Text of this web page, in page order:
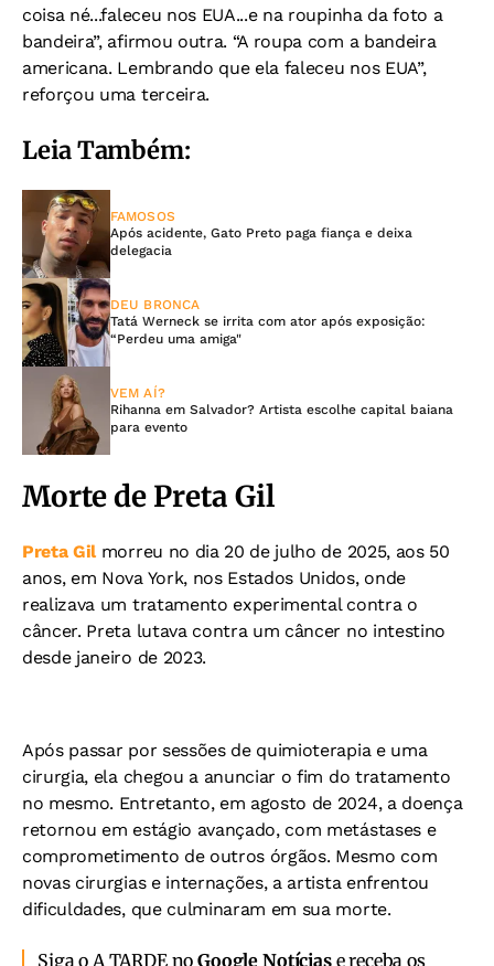
coisa né...faleceu nos EUA...e na roupinha da foto a
bandeira”, afirmou outra. “A roupa com a bandeira
americana. Lembrando que ela faleceu nos EUA”,
reforçou uma terceira.
Leia Também:
FAMOSOS
Após acidente, Gato Preto paga fiança e deixa
delegacia
DEU BRONCA
Tatá Werneck se irrita com ator após exposição:
“Perdeu uma amiga"
VEM AÍ?
Rihanna em Salvador? Artista escolhe capital baiana
para evento
Morte de Preta Gil
Preta Gilmorreu no dia 20 de julho de 2025, aos 50
anos, em Nova York, nos Estados Unidos, onde
realizava um tratamento experimental contra o
câncer. Preta lutava contra um câncer no intestino
desde janeiro de 2023.
Após passar por sessões de quimioterapia e uma
cirurgia, ela chegou a anunciar o fim do tratamento
no mesmo. Entretanto, em agosto de 2024, a doença
retornou em estágio avançado, com metástases e
comprometimento de outros órgãos. Mesmo com
novas cirurgias e internações, a artista enfrentou
dificuldades, que culminaram em sua morte.
Siga o A TARDE noGoogle Notíciase receba os